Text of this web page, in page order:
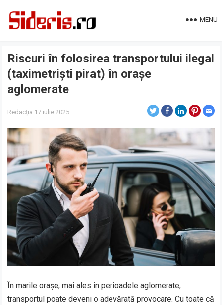
MENU
Riscuri în folosirea transportului ilegal
(taximetriști pirat) în orașe
aglomerate
Redacția 17 iulie 2025
În marile orașe, mai ales în perioadele aglomerate,
transportul poate deveni o adevărată provocare. Cu toate că